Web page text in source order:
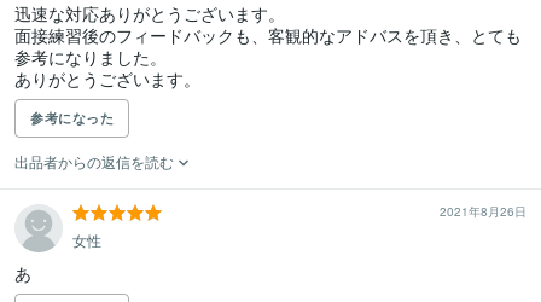
迅速な対応ありがとうございます。
面接練習後のフィードバックも、客観的なアドバスを頂き、とても
参考になりました。
ありがとうございます。
参考になった
出品者からの返信を読む
2021年8月26日
女性
あ